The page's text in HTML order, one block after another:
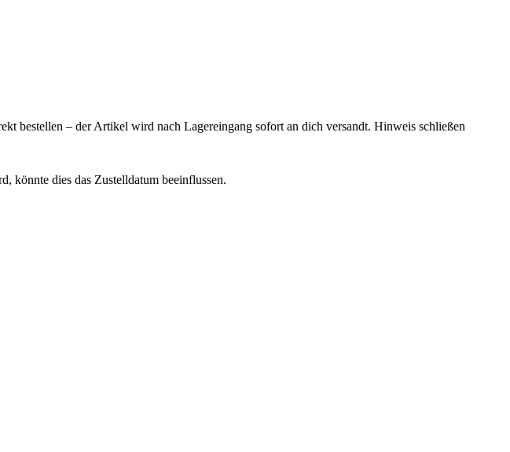
bestellen – der Artikel wird nach Lagereingang sofort an dich versandt. Hinweis schließen
könnte dies das Zustelldatum beeinflussen.